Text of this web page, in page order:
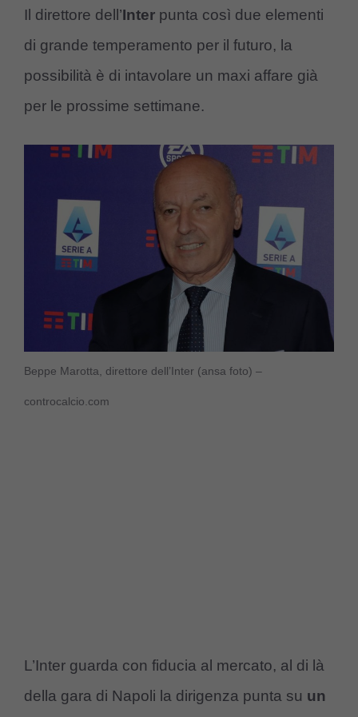
Il direttore dell’Inter punta così due elementi
di grande temperamento per il futuro, la
possibilità è di intavolare un maxi affare già
per le prossime settimane.
Beppe Marotta, direttore dell’Inter (ansa foto) –
controcalcio.com
L’Inter guarda con fiducia al mercato, al di là
della gara di Napoli la dirigenza punta su un